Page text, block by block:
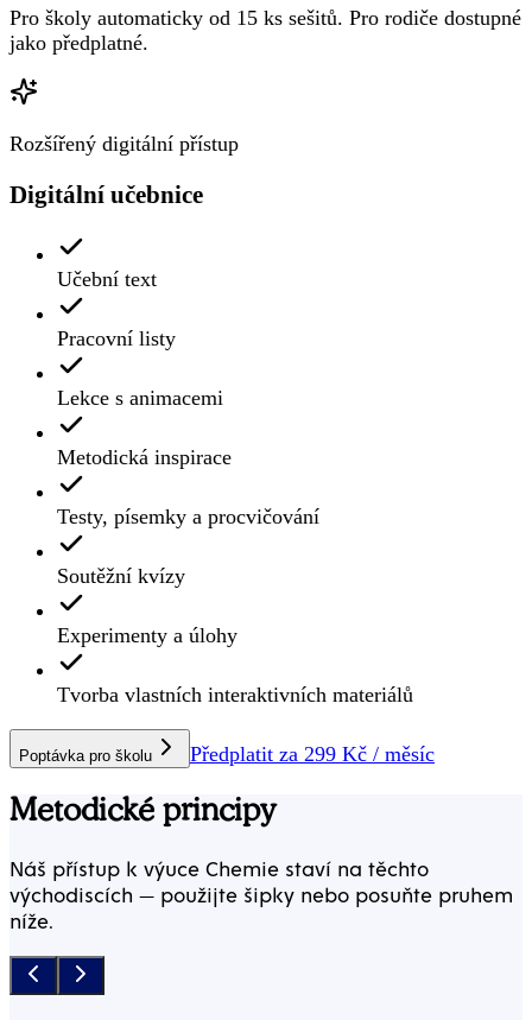
Pro školy automaticky od 15 ks sešitů. Pro rodiče dostupné
jako předplatné.
Rozšířený digitální přístup
Digitální učebnice
Učební text
Pracovní listy
Lekce s animacemi
Metodická inspirace
Testy, písemky a procvičování
Soutěžní kvízy
Experimenty a úlohy
Tvorba vlastních interaktivních materiálů
Poptávka pro školu Předplatit za 299 Kč / měsíc
Metodické principy
Náš přístup k výuce Chemie staví na těchto
východiscích — použijte šipky nebo posuňte pruhem
níže.